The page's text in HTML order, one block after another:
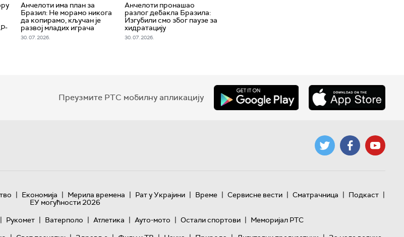
Aнчелоти има план за
Бразил: Не морамо никога
да копирамо, кључан је
развој младих играча
30. 07. 2026.
Анчелоти пронашао
разлог дебакла Бразила:
Изгубили смо због паузе за
хидратацију
30. 07. 2026.
Преузмите РТС мобилну апликацију
| Економија | Мерила времена | Рат у Украјини | Време | Сервисне вести | Сматрачница | Подкаст |
ЕУ могућности 2026
| Рукомет | Ватерполо | Атлетика | Ауто-мото | Остали спортови | Меморијал РТС